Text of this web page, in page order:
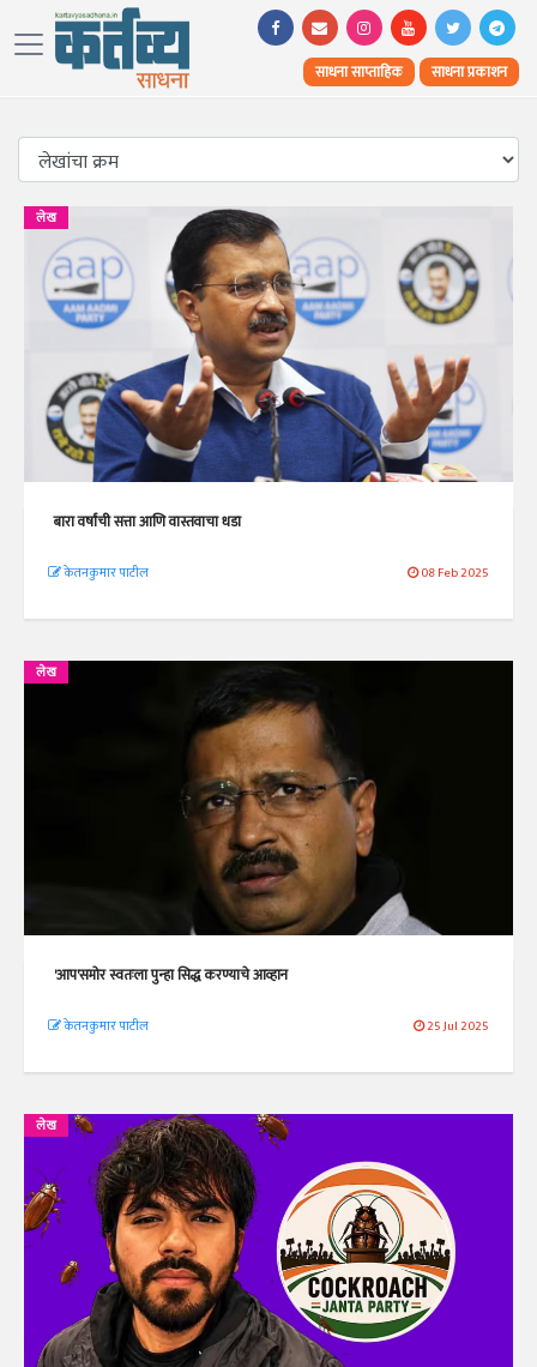
साधना साप्ताहिक साधना प्रकाशन
लेख
बारा वर्षांची सत्ता आणि वास्तवाचा धडा
केतनकुमार पाटील 08 Feb 2025
लेख
'आप'समोर स्वतःला पुन्हा सिद्ध करण्याचे आव्हान
केतनकुमार पाटील 25 Jul 2025
लेख